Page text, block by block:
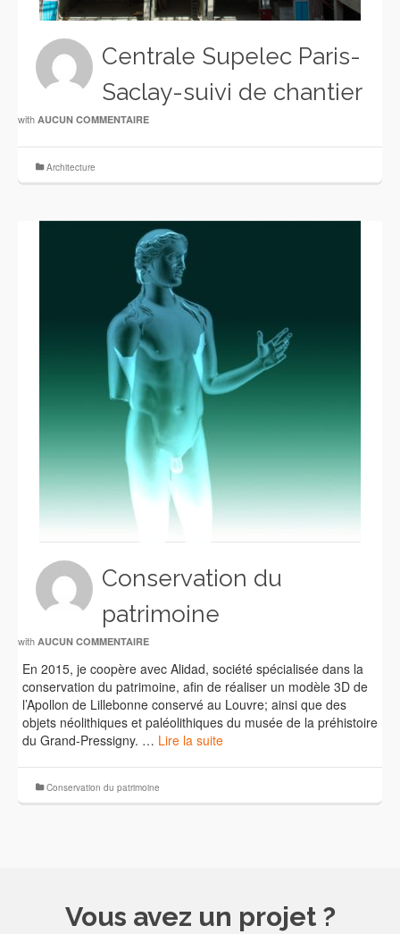
Centrale Supelec Paris-
Saclay-suivi de chantier
with AUCUN COMMENTAIRE
Architecture
Conservation du
patrimoine
with AUCUN COMMENTAIRE
En 2015, je coopère avec Alidad, société spécialisée dans la
conservation du patrimoine, afin de réaliser un modèle 3D de
l’Apollon de Lillebonne conservé au Louvre; ainsi que des
objets néolithiques et paléolithiques du musée de la préhistoire
du Grand-Pressigny. … Lire la suite
Conservation du patrimoine
Vous avez un projet ?